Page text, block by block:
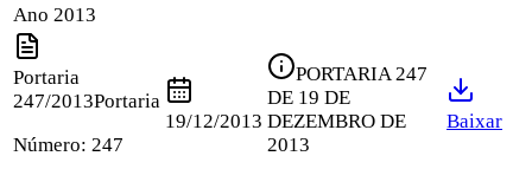
Ano 2013
Portaria
247/2013Portaria
Número: 247
19/12/2013
PORTARIA 247
DE 19 DE
DEZEMBRO DE
2013
Baixar